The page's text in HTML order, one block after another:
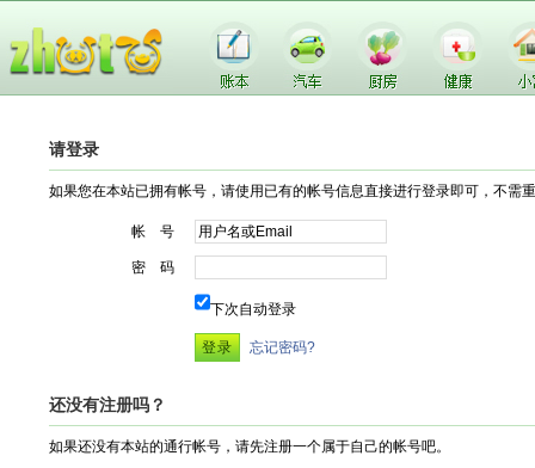
请登录
如果您在本站已拥有帐号，请使用已有的帐号信息直接进行登录即可，不需
帐 号
密 码
下次自动登录
忘记密码?
还没有注册吗？
如果还没有本站的通行帐号，请先注册一个属于自己的帐号吧。